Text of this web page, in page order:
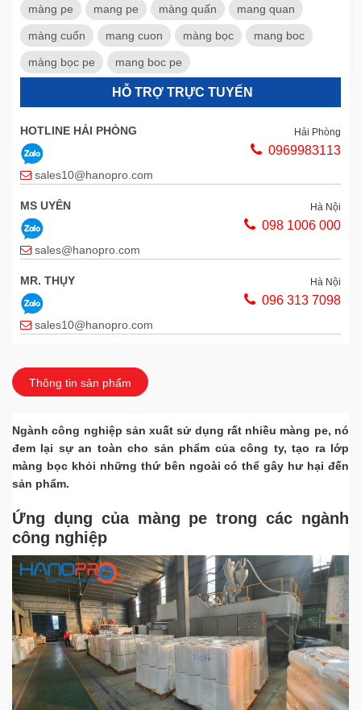
màng pe mang pe màng quấn mang quan
màng cuốn mang cuon màng bọc mang boc
màng bọc pe mang boc pe
HỖ TRỢ TRỰC TUYẾN
HOTLINE HẢI PHÒNG Hải Phòng
0969983113
sales10@hanopro.com
MS UYÊN Hà Nội
098 1006 000
sales@hanopro.com
MR. THỤY Hà Nội
096 313 7098
sales10@hanopro.com
kinhdoanh@hanopro.com
MS HẠNH Thái Bình
0163.6780.888
chamsockhachhang@hanopro.com
098 104 8862
chamsockhachhang@hanopro.com
HOTLINE Vĩnh Phúc
0902 167 333
chamsockhachhang@hanopro.com
MR QUÂN Hải Dương
0967 899 777
chamsockhachhang@hanopro.com
Thông tin sản phẩm
Ngành công nghiệp sản xuất sử dụng rất nhiều màng pe, nó
đem lại sự an toàn cho sản phẩm của công ty, tạo ra lớp
màng bọc khỏi những thứ bên ngoài có thể gây hư hại đến
sản phẩm.
Ứng dụng của màng pe trong các ngành
công nghiệp